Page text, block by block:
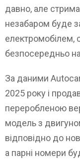
давно, але
незабаром буде
електромобілем,
безпосередньо
За даними
2025 року і
переробленою
модель з
відповідно до
а парні номери